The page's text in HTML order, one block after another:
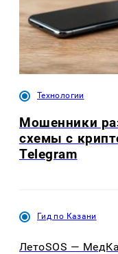
Технологии
Мошенники
схемы с
Telegram
Гид по Казани
ЛетоSOS —